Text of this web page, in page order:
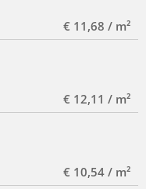
€ 11,68 / m²
€ 12,11 / m²
€ 10,54 / m²